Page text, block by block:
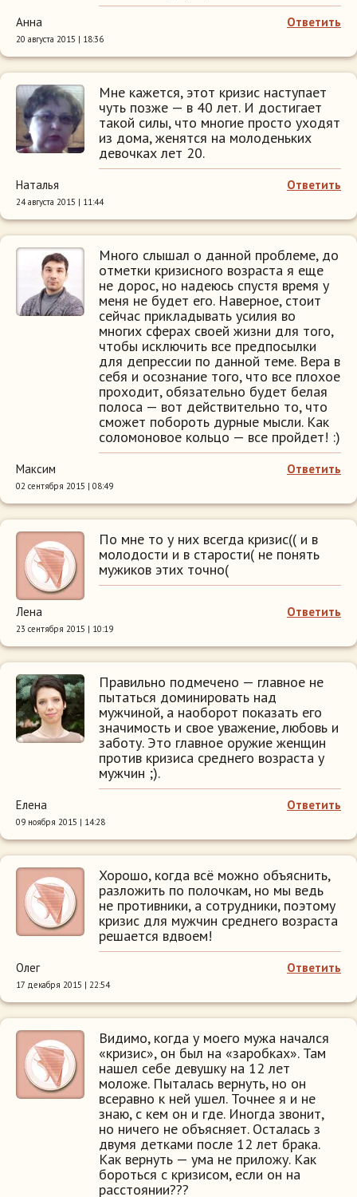
Ответить
Анна
20 августа 2015 | 18:36
Мне кажется, этот кризис наступает
чуть позже — в 40 лет. И достигает
такой силы, что многие просто уходят
из дома, женятся на молоденьких
девочках лет 20.
Ответить
Наталья
24 августа 2015 | 11:44
Много слышал о данной проблеме, до
отметки кризисного возраста я еще
не дорос, но надеюсь спустя время у
меня не будет его. Наверное, стоит
сейчас прикладывать усилия во
многих сферах своей жизни для того,
чтобы исключить все предпосылки
для депрессии по данной теме. Вера в
себя и осознание того, что все плохое
проходит, обязательно будет белая
полоса — вот действительно то, что
сможет побороть дурные мысли. Как
соломоновое кольцо — все пройдет! :)
Ответить
Максим
02 сентября 2015 | 08:49
По мне то у них всегда кризис(( и в
молодости и в старости( не понять
мужиков этих точно(
Ответить
Лена
23 сентября 2015 | 10:19
Правильно подмечено — главное не
пытаться доминировать над
мужчиной, а наоборот показать его
значимость и свое уважение, любовь и
заботу. Это главное оружие женщин
против кризиса среднего возраста у
мужчин ;).
Ответить
Елена
09 ноября 2015 | 14:28
Хорошо, когда всё можно объяснить,
разложить по полочкам, но мы ведь
не противники, а сотрудники, поэтому
кризис для мужчин среднего возраста
решается вдвоем!
Ответить
Олег
17 декабря 2015 | 22:54
Видимо, когда у моего мужа начался
«кризис», он был на «заробках». Там
нашел себе девушку на 12 лет
моложе. Пыталась вернуть, но он
всеравно к ней ушел. Точнее я и не
знаю, с кем он и где. Иногда звонит,
но ничего не объясняет. Осталась з
двумя детками после 12 лет брака.
Как вернуть — ума не приложу. Как
бороться с кризисом, если он на
расстоянии???